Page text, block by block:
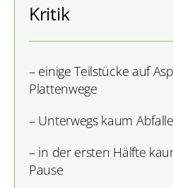
Kritik
– einige Teilstücke auf
Plattenwege
– Unterwegs kaum
– in der ersten Hälfte
Pause